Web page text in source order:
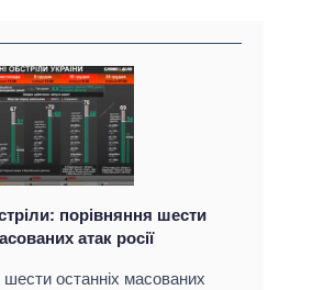
порівняння шести
атак росії
шести останніх масованих